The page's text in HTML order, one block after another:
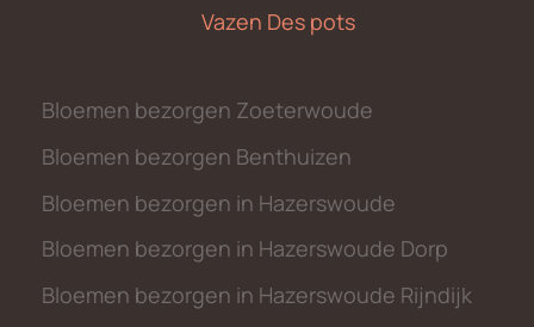
Vazen Des pots
Bloemen bezorgen Zoeterwoude
Bloemen bezorgen Benthuizen
Bloemen bezorgen in Hazerswoude
Bloemen bezorgen in Hazerswoude Dorp
Bloemen bezorgen in Hazerswoude Rijndijk